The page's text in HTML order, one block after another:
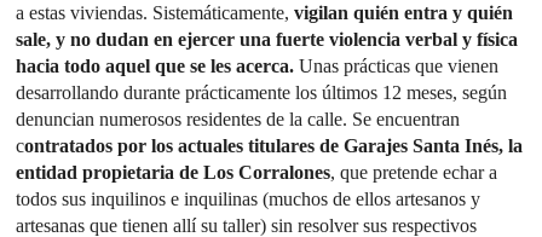
a estas viviendas. Sistemáticamente,vigilan quién entra y quién
sale, y no dudan en ejercer una fuerte violencia verbal y física
hacia todo aquel que se les acerca. Unas prácticas que vienen
desarrollando durante prácticamente los últimos 12 meses, según
denuncian numerosos residentes de la calle. Se encuentran
contratados por los actuales titulares de Garajes Santa Inés, la
entidad propietaria de Los Corralones, que pretende echar a
todos sus inquilinos e inquilinas (muchos de ellos artesanos y
artesanas que tienen allí su taller) sin resolver sus respectivos